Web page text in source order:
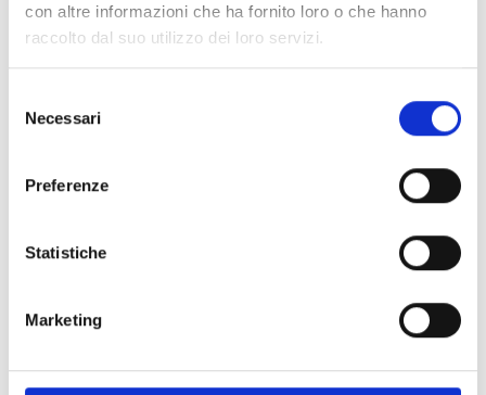
con altre informazioni che ha fornito loro o che hanno
raccolto dal suo utilizzo dei loro servizi.
delNecessari
Preferenze
Statistiche
Marketing
Specifiche Tecniche
Marchio
Codice
Descrizione
Metalli